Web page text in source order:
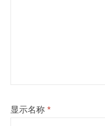
显示名称 *